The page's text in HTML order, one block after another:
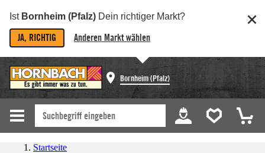
Ist Bornheim (Pfalz) Dein richtiger Markt?
JA, RICHTIG Anderen Markt wählen
Bornheim (Pfalz)
Startseite